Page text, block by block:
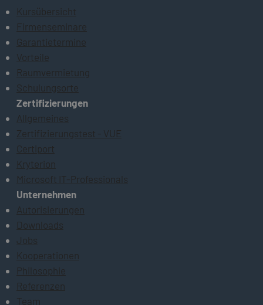
Kursübersicht
Firmenseminare
Garantietermine
Vorteile
Raumvermietung
Schulungsorte
Zertifizierungen
Allgemeines
Zertifizierungstest - VUE
Certiport
Kryterion
Microsoft IT-Professionals
Unternehmen
Autorisierungen
Downloads
Jobs
Kooperationen
Philosophie
Referenzen
Team